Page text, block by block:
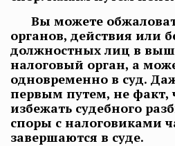
Вы можете
органов, действия или
должностных лиц в
налоговый орган, а
одновременно в суд.
первым путем, не факт,
избежать судебного
споры с налоговиками
завершаются в суде.